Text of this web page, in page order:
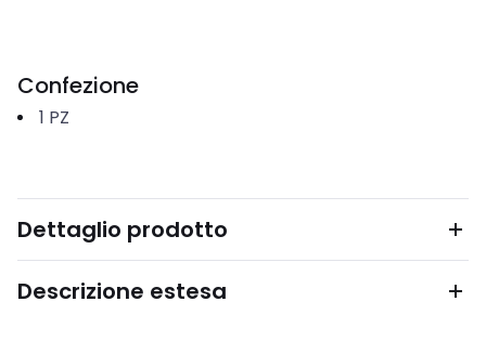
Confezione
1 PZ
Dettaglio prodotto
Descrizione estesa